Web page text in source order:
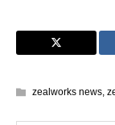
zealworks news,